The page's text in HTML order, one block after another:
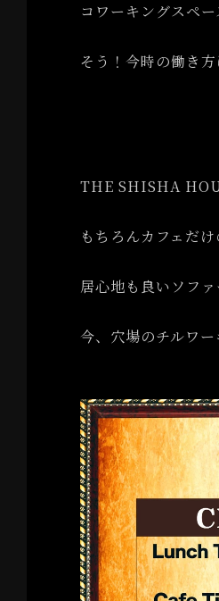
コワーキングスペ
そう！今時の働き
THE SHISHA
もちろんカフェだ
居心地も良いソフ
今、穴場のチルワ